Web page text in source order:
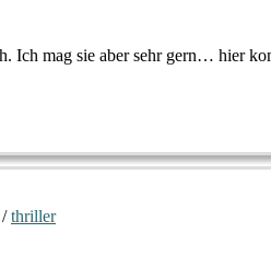
mag sie aber sehr gern… hier
thriller